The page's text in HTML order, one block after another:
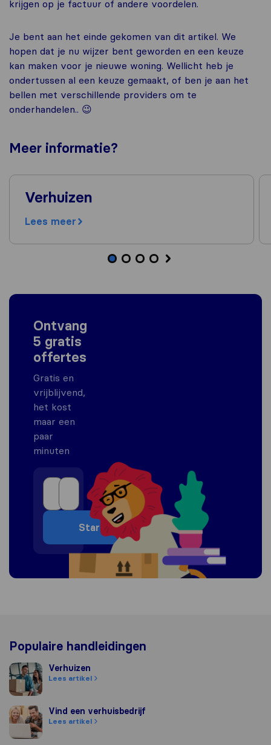
krijgen op je factuur of andere voordelen.
Je bent aan het einde gekomen van dit artikel. We
hopen dat je nu wijzer bent geworden en een keuze
kan maken voor je nieuwe woning. Wellicht heb je
ondertussen al een keuze gemaakt, of ben je aan het
bellen met verschillende providers om te
onderhandelen.. 😉
Populaire handleidingen
VerhuizenVerhuizen
Lees artikel
Vind een verhuisbedrijf
Vind een verhuisbedrijf
Lees artikel
Meer informatie?
Verhuizen
Lees meer
Ontvang
5 gratis
offertes
Gratis en
vrijblijvend,
het kost
maar een
paar
minuten
Start